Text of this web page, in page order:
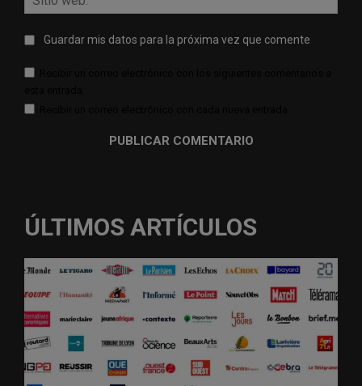
Guardar mis datos para la próxima vez que comente
ÚLTIMOS ARTÍCULOS